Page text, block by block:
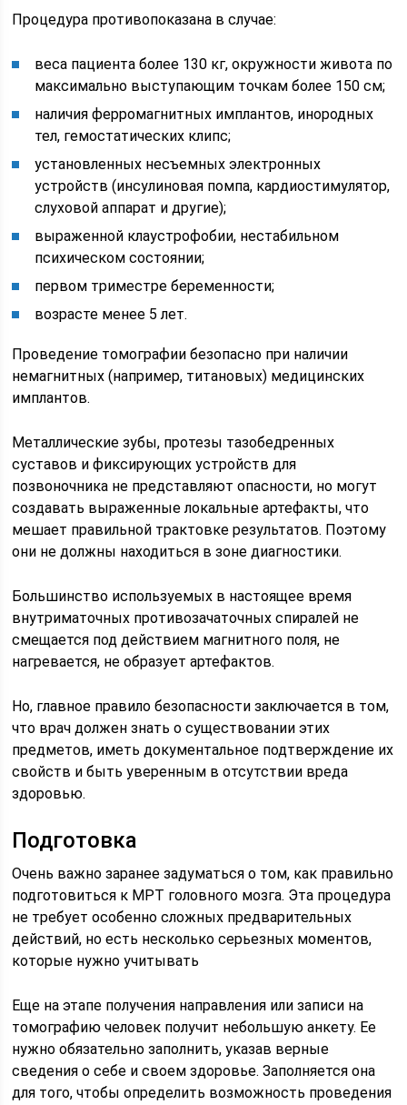
Процедура противопоказана в случае:
веса пациента более 130 кг, окружности живота по
максимально выступающим точкам более 150 см;
наличия ферромагнитных имплантов, инородных
тел, гемостатических клипс;
установленных несъемных электронных
устройств (инсулиновая помпа, кардиостимулятор,
слуховой аппарат и другие);
выраженной клаустрофобии, нестабильном
психическом состоянии;
первом триместре беременности;
возрасте менее 5 лет.
Проведение томографии безопасно при наличии
немагнитных (например, титановых) медицинских
имплантов.
Металлические зубы, протезы тазобедренных
суставов и фиксирующих устройств для
позвоночника не представляют опасности, но могут
создавать выраженные локальные артефакты, что
мешает правильной трактовке результатов. Поэтому
они не должны находиться в зоне диагностики.
Большинство используемых в настоящее время
внутриматочных противозачаточных спиралей не
смещается под действием магнитного поля, не
нагревается, не образует артефактов.
Но, главное правило безопасности заключается в том,
что врач должен знать о существовании этих
предметов, иметь документальное подтверждение их
свойств и быть уверенным в отсутствии вреда
здоровью.
Подготовка
Очень важно заранее задуматься о том, как правильно
подготовиться к МРТ головного мозга. Эта процедура
не требует особенно сложных предварительных
действий, но есть несколько серьезных моментов,
которые нужно учитывать
Еще на этапе получения направления или записи на
томографию человек получит небольшую анкету. Ее
нужно обязательно заполнить, указав верные
сведения о себе и своем здоровье. Заполняется она
для того, чтобы определить возможность проведения